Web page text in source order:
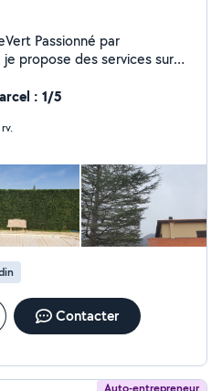
propose des services sur
et qualité sont au
: 1/5
venu au rv.
Contacter
Auto-entrepreneur